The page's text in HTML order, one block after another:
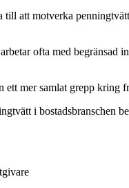
till att motverka
ofta med
mer samlat grepp kring
i bostadsbranschen